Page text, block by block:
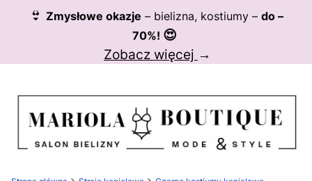
👙 Zmysłowe okazje – bielizna, kostiumy – do –
70%! 😍
Zobacz więcej →